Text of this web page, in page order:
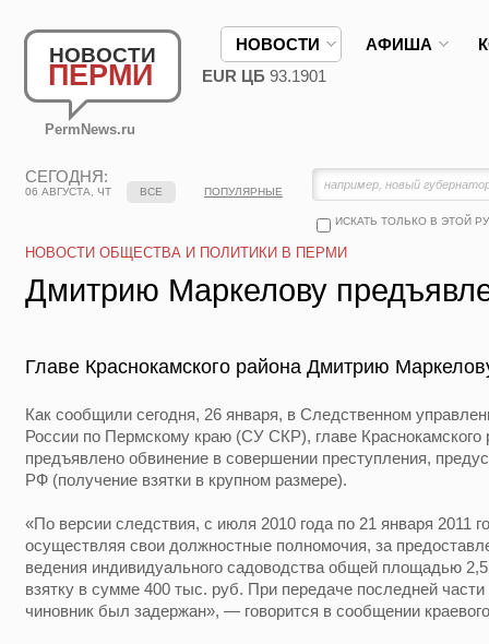
НОВОСТИ
ПЕРМИ
PermNews.ru
НОВОСТИ АФИША
EUR ЦБ 93.1901
СЕГОДНЯ:
06 АВГУСТА, ЧТ
ИСКАТЬ ТОЛЬКО В ЭТОЙ
ВСЕ ПОПУЛЯРНЫЕ
НОВОСТИ ОБЩЕСТВА И ПОЛИТИКИ В ПЕРМИ
Дмитрию Маркелову
Главе Краснокамского района Дмитрию
Как сообщили сегодня, 26 января, в Следственном
России по Пермскому краю (СУ СКР), главе
предъявлено обвинение в совершении преступления,
РФ (получение взятки в крупном размере).
«По версии следствия, с июля 2010 года по 21 января 2011
осуществляя свои должностные полномочия, за
ведения индивидуального садоводства общей площадью
взятку в сумме 400 тыс. руб. При передаче последней
чиновник был задержан», — говорится в сообщении